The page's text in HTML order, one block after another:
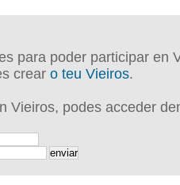
para poder participar en
crear o teu Vieiros.
Vieiros, podes acceder